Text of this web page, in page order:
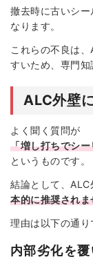
撤去時に古いシ
なります。
これらの不良は
すいため、専門知
ALC外壁
よく聞く質問が
「増し打ちでシ
というものです。
結論として、
本的に推奨されま
理由は以下の通り
内部劣化を